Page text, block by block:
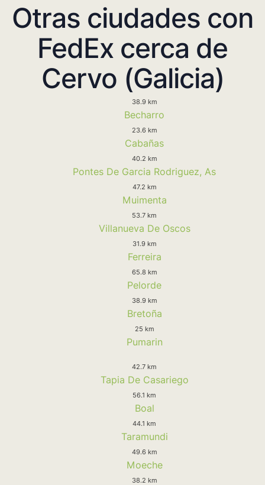
Otras ciudades con
FedEx cerca de
Cervo (Galicia)
38.9 km
Becharro
23.6 km
Cabañas
40.2 km
Pontes De Garcia Rodriguez, As
47.2 km
Muimenta
53.7 km
Villanueva De Oscos
31.9 km
Ferreira
65.8 km
Pelorde
38.9 km
Bretoña
25 km
Pumarin
42.7 km
Tapia De Casariego
56.1 km
Boal
44.1 km
Taramundi
49.6 km
Moeche
38.2 km